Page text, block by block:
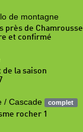
de montagne
près de Chamrousse
et confirmé
la saison
/ Cascade complet
rocher 1